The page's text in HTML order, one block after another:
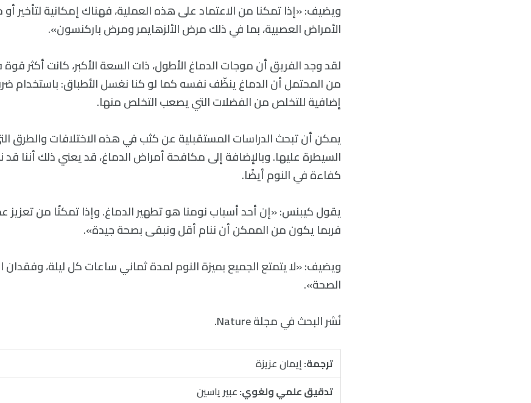
ويضيف: «إذا تمكنا من الاعتماد على هذه العملية، فهناك إمكانية لتأخير
الأمراض العصبية، بما في ذلك مرض الألزهايمر ومرض باركنسون».
لقد وجد الفريق أن موجات الدماغ الأطول، ذات السعة الأكبر، كانت أكثر
من المحتمل أن الدماغ ينظّف نفسه كما لو كنا نغسل الأطباق: باستخدام
إضافية للتخلص من الفضلات التي يصعب التخلص منها.
يمكن أن تبحث الدراسات المستقبلية عن كثب في هذه الاختلافات والطرق
السيطرة عليها. وبالإضافة إلى مكافحة أمراض الدماغ، قد يعني ذلك أننا قد
كفاءة في النوم أيضًا.
يقول كيبنس: «إن أحد أسباب نومنا هو تطهير الدماغ. وإذا تمكنّا من تعزيز
فربما يكون من الممكن أن ننام أقل ونبقى بصحة جيدة».
ويضيف: «لا يتمتع الجميع بميزة النوم لمدة ثماني ساعات كل ليلة، وفقدان
الصحة».
نُشر البحث في مجلة Nature.
ترجمة:إيمان عزيزة
تدقيق علمي ولغوي:عبير ياسين